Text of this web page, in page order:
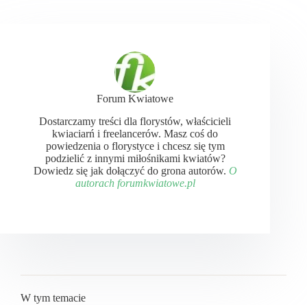
Forum Kwiatowe
Dostarczamy treści dla florystów, właścicieli
kwiaciarń i freelancerów. Masz coś do
powiedzenia o florystyce i chcesz się tym
podzielić z innymi miłośnikami kwiatów?
Dowiedz się jak dołączyć do grona autorów. O
autorach forumkwiatowe.pl
W tym temacie